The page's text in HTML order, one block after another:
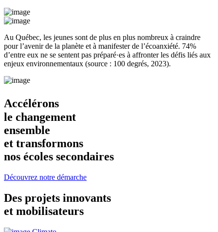
Au Québec, les jeunes sont de plus en plus nombreux à craindre
pour l’avenir de la planète et à manifester de l’écoanxiété. 74%
d’entre eux ne se sentent pas préparé·es à affronter les défis liés aux
enjeux environnementaux (source : 100 degrés, 2023).
Accélérons
le changement
ensemble
et transformons
nos écoles secondaires
Découvrez notre démarche
Des projets innovants
et mobilisateurs